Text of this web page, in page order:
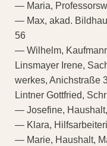
— Maria,
— Max, akad.
56
— Wilhelm,
Linsmayer Irene,
werkes, Anichstraße
Lintner Gottfried,
— Josefine,
— Klara,
— Marie, Haushalt,